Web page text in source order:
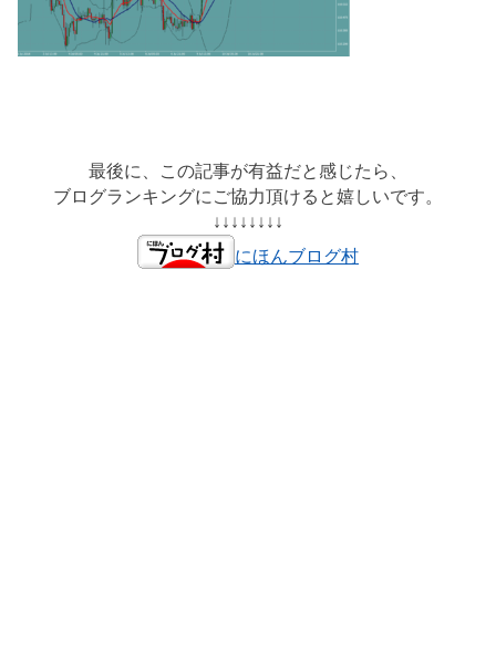
最後に、この記事が有益だと感じたら、
ブログランキングにご協力頂けると嬉しいです。
↓↓↓↓↓↓↓↓
にほんブログ村